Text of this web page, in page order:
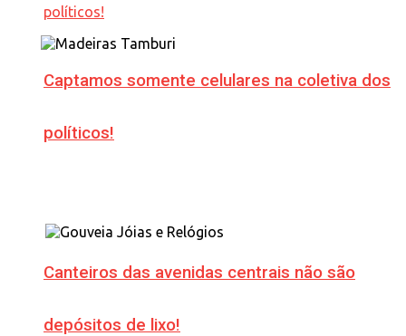
Captamos somente celulares na coletiva dos
políticos!
Canteiros das avenidas centrais não são
depósitos de lixo!